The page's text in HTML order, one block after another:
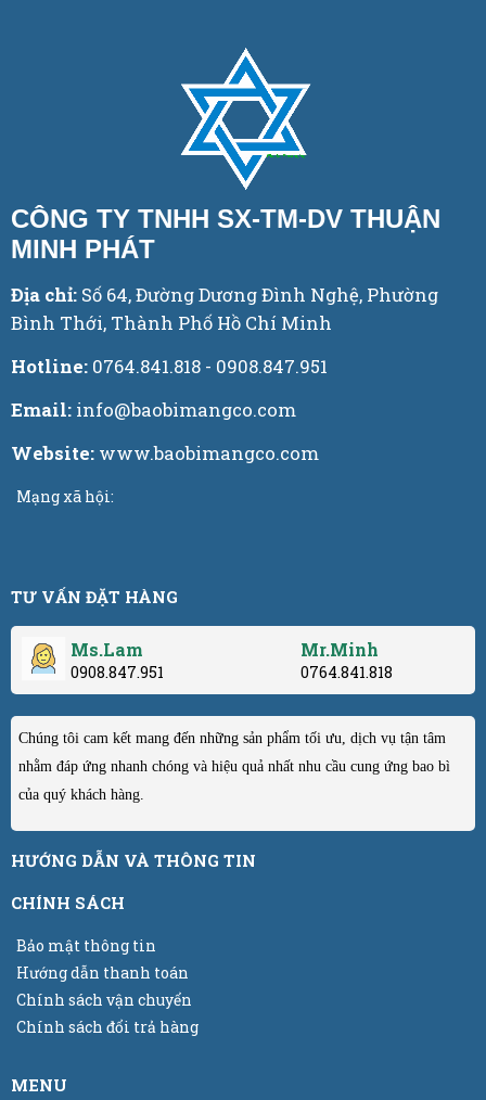
CÔNG TY TNHH SX-TM-DV THUẬN
MINH PHÁT
Địa chỉ: Số 64, Đường Dương Đình Nghệ, Phường
Bình Thới, Thành Phố Hồ Chí Minh
Hotline: 0764.841.818 - 0908.847.951
Email: info@baobimangco.com
Website: www.baobimangco.com
Mạng xã hội:
TƯ VẤN ĐẶT HÀNG
Ms.Lam
0908.847.951
Mr.Minh
0764.841.818
Chúng tôi cam kết mang đến những sản phẩm tối ưu, dịch vụ tận tâm
nhằm đáp ứng nhanh chóng và hiệu quả nhất nhu cầu cung ứng bao bì
của quý khách hàng.
HƯỚNG DẪN VÀ THÔNG TIN
CHÍNH SÁCH
Bảo mật thông tin
Hướng dẫn thanh toán
Chính sách vận chuyển
Chính sách đổi trả hàng
MENU